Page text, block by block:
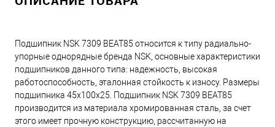
Подшипник NSK 7309 BEAT85 относится к типу радиально-
упорные однорядные бренда NSK, основные характеристики
подшипников данного типа: надежность, высокая
работоспособность, эталонная стойкость к износу. Размеры
подшипника 45x100x25. Подшипник NSK 7309 BEAT85
производится из материала хромированная сталь, за счет
этого имеет прочную конструкцию, рассчитанную на